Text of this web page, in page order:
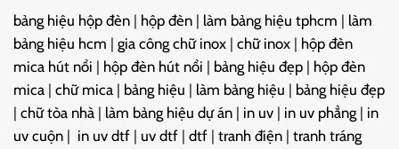
bảng hiệu hộp đèn | hộp đèn | làm bảng hiệu tphcm | làm
bảng hiệu hcm | gia công chữ inox | chữ inox | hộp đèn
mica hút nổi | hộp đèn hút nổi | bảng hiệu đẹp | hộp đèn
mica | chữ mica | bảng hiệu | làm bảng hiệu | bảng hiệu đẹp
| chữ tòa nhà | làm bảng hiệu dự án | in uv | in uv phẳng | in
uv cuộn | in uv dtf | uv dtf | dtf | tranh điện | tranh tráng